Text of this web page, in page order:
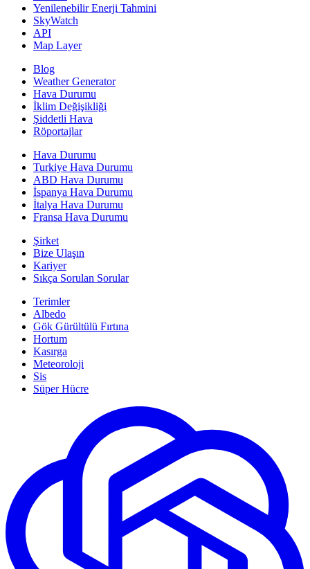
Yenilenebilir Enerji Tahmini
SkyWatch
API
Map Layer
Blog
Weather Generator
Hava Durumu
İklim Değişikliği
Şiddetli Hava
Röportajlar
Hava Durumu
Turkiye Hava Durumu
ABD Hava Durumu
İspanya Hava Durumu
İtalya Hava Durumu
Fransa Hava Durumu
Şirket
Bize Ulaşın
Kariyer
Sıkça Sorulan Sorular
Terimler
Albedo
Gök Gürültülü Fırtına
Hortum
Kasırga
Meteoroloji
Sis
Süper Hücre